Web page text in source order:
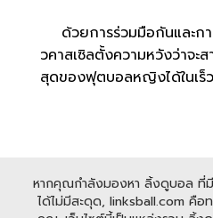
ด้วยการร่วมมือกันและก
วคาสเซิลตั้งความหวังว่าจะ
สุดของฟุตบอลหญิงได้ในเร็
หากคุณกำลังมองหา ลิ้งดูบอล ที่มี
ได้ไม่มีสะดุด, linksball.com คื